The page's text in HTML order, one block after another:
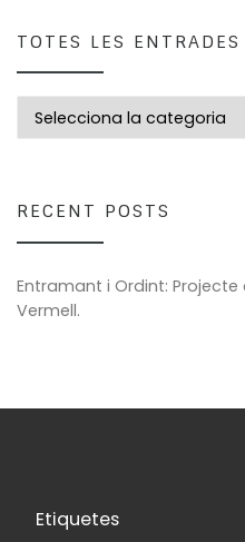
TOTES LES ENTRADES
RECENT POSTS
Entramant i Ordint: Projecte
Vermell.
Etiquetes